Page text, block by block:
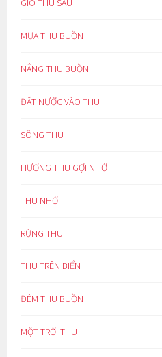
GIÓ THU SẦU
MƯA THU BUỒN
NẮNG THU BUỒN
ĐẤT NƯỚC VÀO THU
SÔNG THU
HƯƠNG THU GỢI NHỚ
THU NHỚ
RỪNG THU
THU TRÊN BIỂN
ĐÊM THU BUỒN
MỘT TRỜI THU